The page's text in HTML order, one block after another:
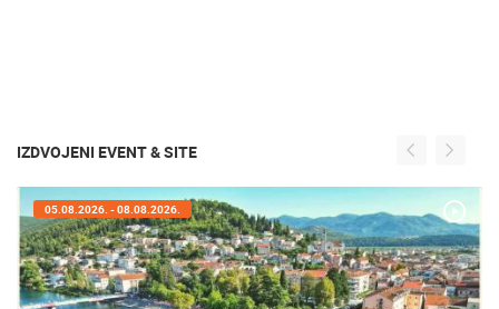
IZDVOJENI EVENT & SITE
05.08.2026. - 05.08.2026.